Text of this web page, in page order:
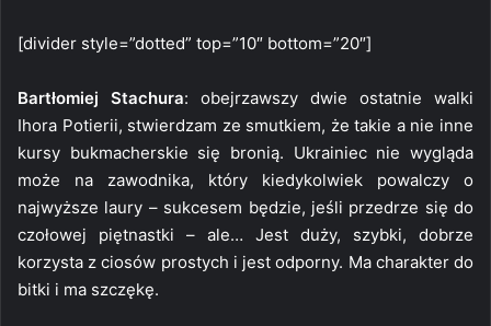
[divider style=”dotted” top=”10″ bottom=”20″]
Bartłomiej Stachura: obejrzawszy dwie ostatnie walki
Ihora Potierii, stwierdzam ze smutkiem, że takie a nie inne
kursy bukmacherskie się bronią. Ukrainiec nie wygląda
może na zawodnika, który kiedykolwiek powalczy o
najwyższe laury – sukcesem będzie, jeśli przedrze się do
czołowej piętnastki – ale… Jest duży, szybki, dobrze
korzysta z ciosów prostych i jest odporny. Ma charakter do
bitki i ma szczękę.